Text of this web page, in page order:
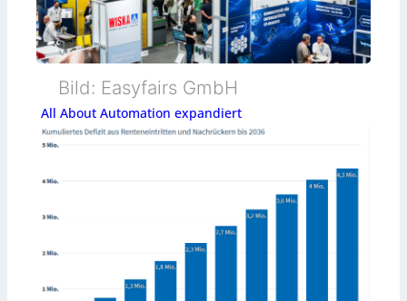
Bild: Easyfairs GmbH
All About Automation expandiert